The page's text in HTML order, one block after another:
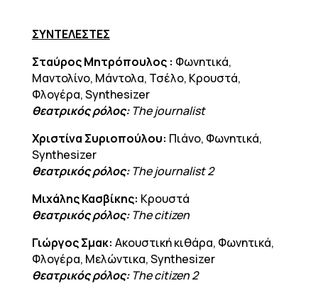
ΣΥΝΤΕΛΕΣΤΕΣ
Σταύρος Μητρόπουλος : Φωνητικά,
Μαντολίνο, Μάντολα, Τσέλο, Κρουστά,
Φλογέρα, Synthesizer
θεατρικός ρόλος:The journalist
Χριστίνα Συριοπούλου: Πιάνο, Φωνητικά,
Synthesizer
θεατρικός ρόλος:The journalist 2
Μιχάλης Κασβίκης: Κρουστά
θεατρικός ρόλος:The citizen
Γιώργος Σμακ: Ακουστική κιθάρα, Φωνητικά,
Φλογέρα, Μελώντικα, Synthesizer
θεατρικός ρόλος:The citizen 2